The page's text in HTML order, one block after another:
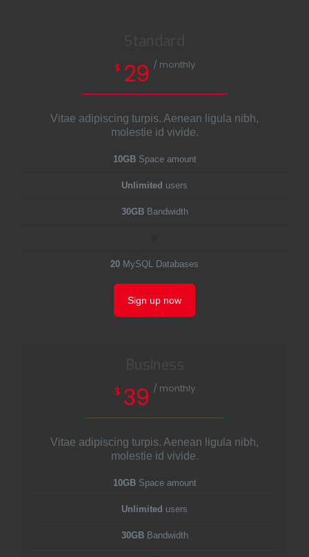
$ 29 / monthly
Vitae adipiscing turpis. Aenean ligula nibh,
molestie id vivide.
10GBSpace amount
Unlimited users
30GBBandwidth
20 MySQL Databases
Sign up now
$ 39 / monthly
Vitae adipiscing turpis. Aenean ligula nibh,
molestie id vivide.
10GBSpace amount
Unlimited users
30GBBandwidth